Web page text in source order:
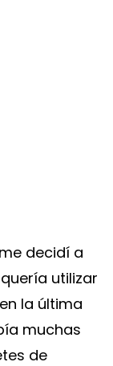
decidí a
utilizar
la última
muchas
de